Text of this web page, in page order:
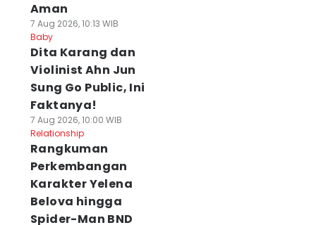
Aman
7 Aug 2026, 10:13 WIB
Baby
Dita Karang dan
Violinist Ahn Jun
Sung Go Public, Ini
Faktanya!
7 Aug 2026, 10:00 WIB
Relationship
Rangkuman
Perkembangan
Karakter Yelena
Belova hingga
Spider-Man BND